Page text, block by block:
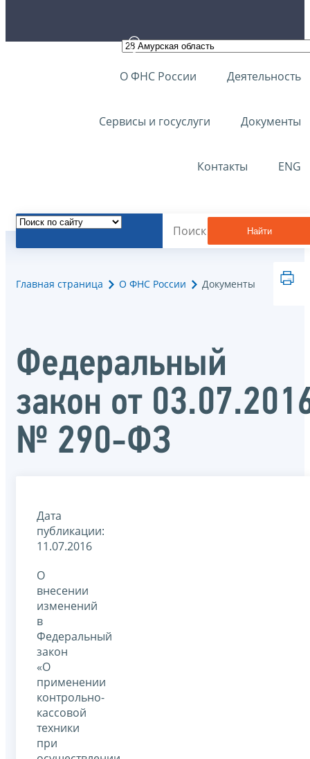
О ФНС России Деятельность
Сервисы и госуслуги Документы
Контакты ENG
Найти
Главная страница О ФНС России Документы
Федеральный
закон от
№ 290-ФЗ
Дата
публикации:
11.07.2016
О
внесении
изменений
в
Федеральный
закон
«О
применении
контрольно-
кассовой
техники
при